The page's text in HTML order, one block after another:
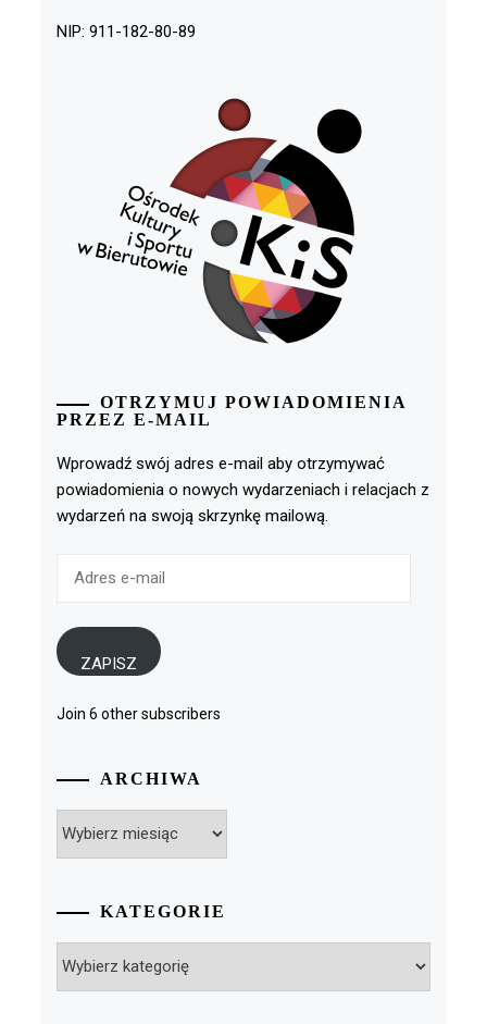
NIP: 911-182-80-89
OTRZYMUJ POWIADOMIENIA
PRZEZ E-MAIL
Wprowadź swój adres e-mail aby otrzymywać
powiadomienia o nowych wydarzeniach i relacjach z
wydarzeń na swoją skrzynkę mailową.
ZAPISZ
Join 6 other subscribers
ARCHIWA
KATEGORIE